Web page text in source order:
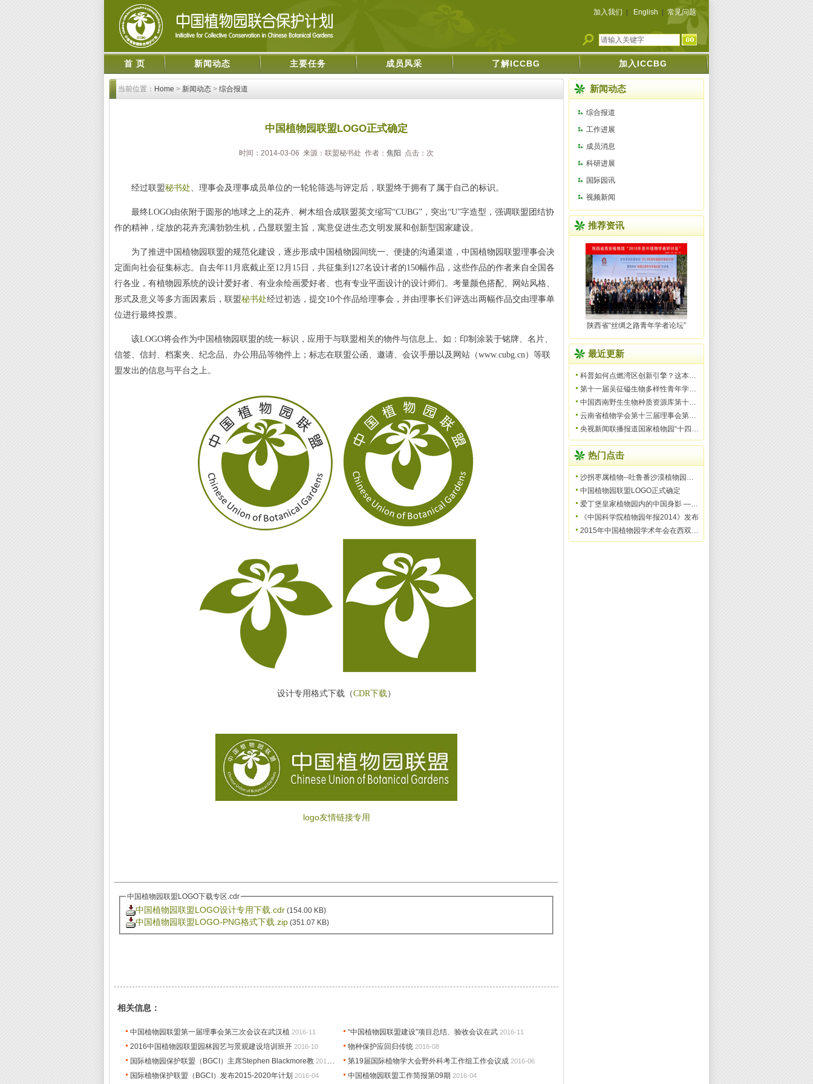
加入我们 English 常见问题
首 页 新闻动态 主要任务 成员风采 了解ICCBG 加入ICCBG
当前位置： Home > 新闻动态 > 综合报道
中国植物园联盟LOGO正式确定
时间：2014-03-06 来源：联盟秘书处 作者： 焦阳 点击： 次
经过联盟秘书处、理事会及理事成员单位的一轮轮筛选与评定后，联盟终于拥有了属于自己的标识。
最终LOGO由依附于圆形的地球之上的花卉、树木组合成联盟英文缩写“CUBG”，突出“U”字造型，强调联盟团结协
作的精神，绽放的花卉充满勃勃生机，凸显联盟主旨，寓意促进生态文明发展和创新型国家建设。
为了推进中国植物园联盟的规范化建设，逐步形成中国植物园间统一、便捷的沟通渠道，中国植物园联盟理事会决
定面向社会征集标志。自去年11月底截止至12月15日，共征集到127名设计者的150幅作品，这些作品的作者来自全国各
行各业，有植物园系统的设计爱好者、有业余绘画爱好者、也有专业平面设计的设计师们。考量颜色搭配、网站风格、
形式及意义等多方面因素后，联盟秘书处经过初选，提交10个作品给理事会，并由理事长们评选出两幅作品交由理事单
位进行最终投票。
该LOGO将会作为中国植物园联盟的统一标识，应用于与联盟相关的物件与信息上。如：印制涂装于铭牌、名片、
信签、信封、档案夹、纪念品、办公用品等物件上；标志在联盟公函、邀请、会议手册以及网站（www.cubg.cn）等联
盟发出的信息与平台之上。
设计专用格式下载（CDR下载）
logo友情链接专用
中国植物园联盟LOGO下载专区.cdr
中国植物园联盟LOGO设计专用下载.cdr (154.00 KB)
中国植物园联盟LOGO-PNG格式下载.zip (351.07 KB)
相关信息：
中国植物园联盟第一届理事会第三次会议在武汉植 2016-11 “中国植物园联盟建设”项目总结、验收会议在武 2016-11
2016中国植物园联盟园林园艺与景观建设培训班开 2016-10 物种保护应回归传统 2016-08
国际植物园保护联盟（BGCI）主席Stephen Blackmore教 2016-07 第19届国际植物学大会野外科考工作组工作会议成 2016-06
国际植物保护联盟（BGCI）发布2015-2020年计划 2016-04 中国植物园联盟工作简报第09期 2016-04
新闻动态
综合报道
工作进展
成员消息
科研进展
国际园讯
视频新闻
推荐资讯
陕西省“丝绸之路青年学者论坛”
最近更新
科普如何点燃湾区创新引擎？这本书给出“战略答案”
第十一届吴征镒生物多样性青年学术论坛在昆明举办
中国西南野生生物种质资源库第十八届学术年会顺利召开
云南省植物学会第十三届理事会第五次会议在昆明植物所召
央视新闻联播报道国家植物园“十四五”期间野生植物保护
热门点击
沙拐枣属植物--吐鲁番沙漠植物园的镇园之宝
中国植物园联盟LOGO正式确定
爱丁堡皇家植物园内的中国身影 ——联盟人才培训计划进
《中国科学院植物园年报2014》发布
2015年中国植物园学术年会在西双版纳开幕